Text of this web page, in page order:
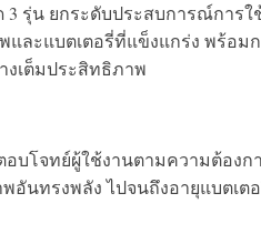
รุ่น ยกระดับประสบการณ์การใ
พและแบตเตอรี่ที่แข็งแกร่ง พร้อ
งเต็มประสิทธิภาพ
อบโจทย์ผู้ใช้งานตามความต้อง
อันทรงพลัง ไปจนถึงอายุแบตเ